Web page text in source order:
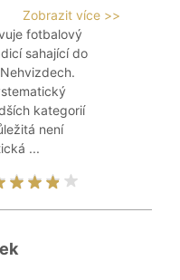
Zobrazit více >>
fotbalový
sahající do
kategorií
není
...